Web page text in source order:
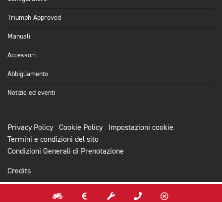
Triumph Approved
Manuali
Accessori
Abbigliamento
Notizie ed eventi
Privacy Policy Cookie Policy
Impostazioni cookie
Termini e condizioni del sito
Condizioni Generali di Prenotazione
Credits